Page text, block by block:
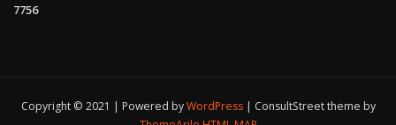
7756
Copyright © 2021 | Powered byWordPress
ConsultStreet theme by